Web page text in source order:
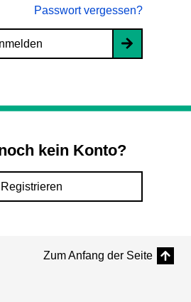
Passwort vergessen?
kein Konto?
Registrieren
Zum Anfang der Seite